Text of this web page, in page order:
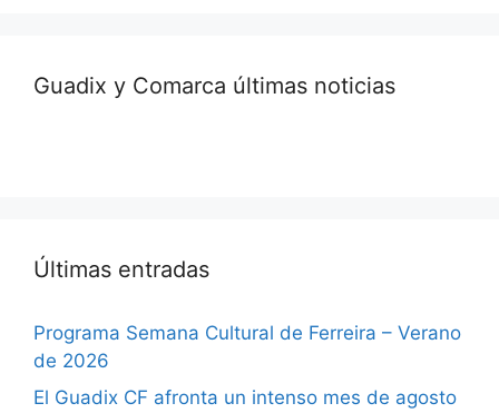
Guadix y Comarca últimas noticias
Últimas entradas
Programa Semana Cultural de Ferreira – Verano
de 2026
El Guadix CF afronta un intenso mes de agosto